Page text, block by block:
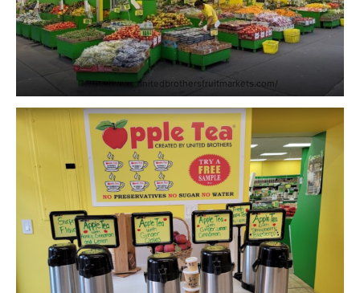
https://www.unitedbrothersfruitmarkets.com/